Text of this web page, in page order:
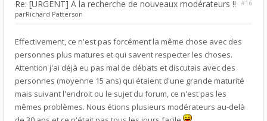
Re: [URGENT] À la recherche de nouveaux modérateurs !! #16
parRichard Patterson
Effectivement, ce n'est pas forcément la même chose avec des
personnes plus matures et qui savent respecter les choses.
Attention j'ai déjà eu pas mal de débats et discutais avec des
personnes (moyenne 15 ans) qui étaient d'une grande maturité
mais suivant l'endroit ou le sujet du forum, ce n'est pas les
mêmes problèmes. Nous étions plusieurs modérateurs au-delà